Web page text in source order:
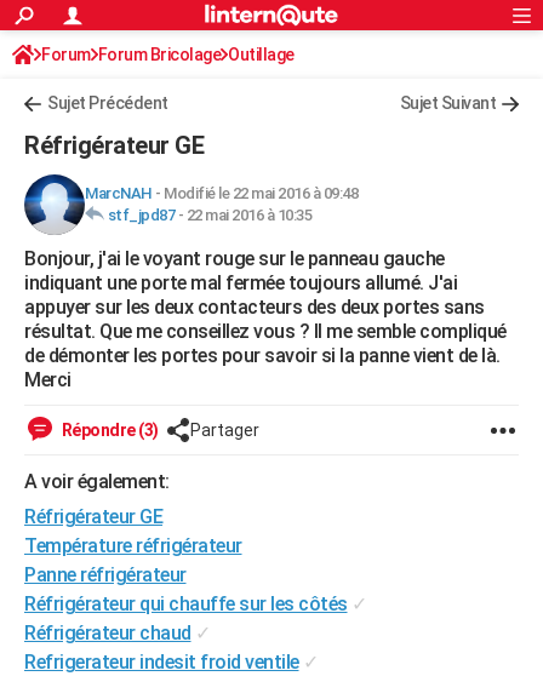
ACTUALITÉS
Politique
Société
Faits Divers
Education
Monde
Villes
+
FINANCE
Retraite
Impôts
Epargne
Immobilier
Risques naturels par ville
Banque
Assurance
Crédit
AUTO
Essais
Réserver un essai
Citadines
Berlines
SUV
Forum auto
+HIGH-TECH
Mobiles
Meilleur smartphone
Internet
Ordinateurs
Jeux vidéo
Guide high-tech
+BRICOLAGE
Forum
Aménagement intérieur
Extérieur
Cuisine
Salle de bains
Jardinage
Rangement
WEEK-END
Guides de France
Escapades
Patrimoine
Expositions
Musées
Week-end nature
LIFESTYLE
SANTE
Alimentation
Guide de la santé
Maladies
Médicaments
Sommeil
VOYAGE
Destinations
City break
Voyage nature
Voyage de noces
Forum
Climat
+PHOTO
GUIDES D'ACHAT
BONS PLANS
S'inscrire
Connexion
Forum Forum Bricolage Outillage
Sujet Précédent Sujet Suivant
Réfrigérateur GE
MarcNAH - Modifié le 22 mai 2016 à 09:48
stf_jpd87- 22 mai 2016 à 10:35
Bonjour, j'ai le voyant rouge sur le panneau gauche
indiquant une porte mal fermée toujours allumé. J'ai
appuyer sur les deux contacteurs des deux portes sans
résultat. Que me conseillez vous ? Il me semble compliqué
de démonter les portes pour savoir si la panne vient de là.
Merci
Répondre (3) Partager
A voir également:
Réfrigérateur GE
Température réfrigérateur
Panne réfrigérateur
Réfrigérateur qui chauffe sur les côtés ✓
Réfrigérateur chaud ✓
Refrigerateur indesit froid ventile ✓